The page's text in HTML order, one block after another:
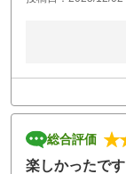
総合評価
楽しかったです